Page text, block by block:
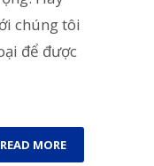
chúng tôi
để được
READ MORE